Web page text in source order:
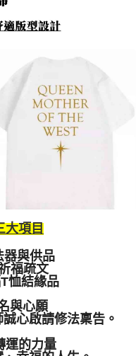
大項目
器與供品
福疏文
恤結緣品
與心願
心啟請修法稟告。
運的力量